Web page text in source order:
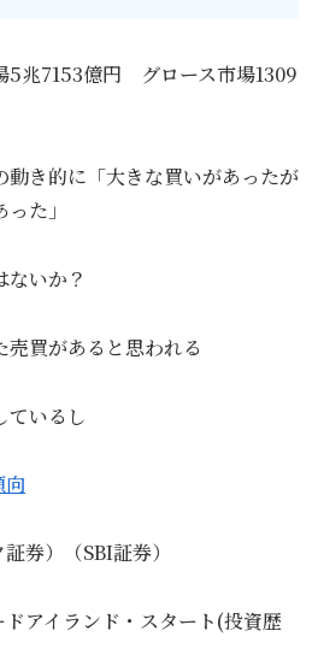
兆7153億円 グロース市場1309
動き的に「大きな買いがあったが
た」
ないか？
売買があると思われる
ているし
向
券）（SBI証券）
アイランド・スタート(投資歴